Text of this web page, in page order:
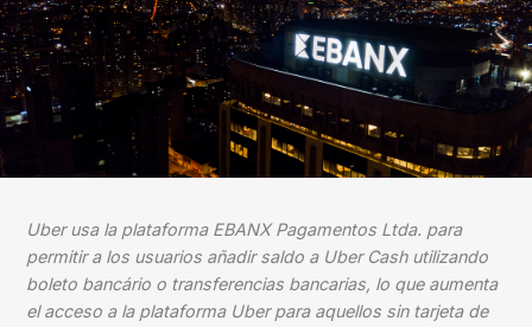
Uber usa la plataforma EBANX Pagamentos Ltda. para
permitir a los usuarios añadir saldo a Uber Cash utilizando
boleto bancário o transferencias bancarias, lo que aumenta
el acceso a la plataforma Uber para aquellos sin tarjeta de